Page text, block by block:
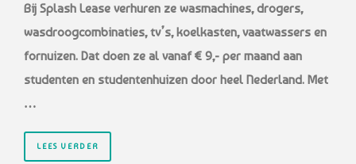
Bij Splash Lease verhuren ze wasmachines, drogers,
wasdroogcombinaties, tv’s, koelkasten, vaatwassers en
fornuizen. Dat doen ze al vanaf € 9,- per maand aan
studenten en studentenhuizen door heel Nederland. Met
…
LEES VERDER